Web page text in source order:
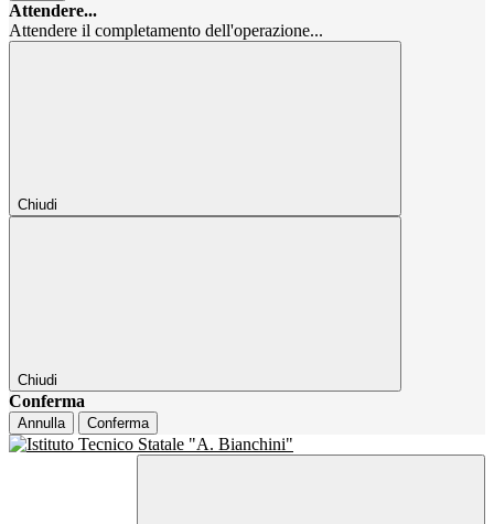
Attendere...
Attendere il completamento dell'operazione...
Chiudi
Chiudi
Conferma
Annulla Conferma